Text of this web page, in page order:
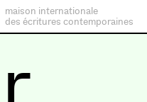
maison internationale
des écritures contemporaines